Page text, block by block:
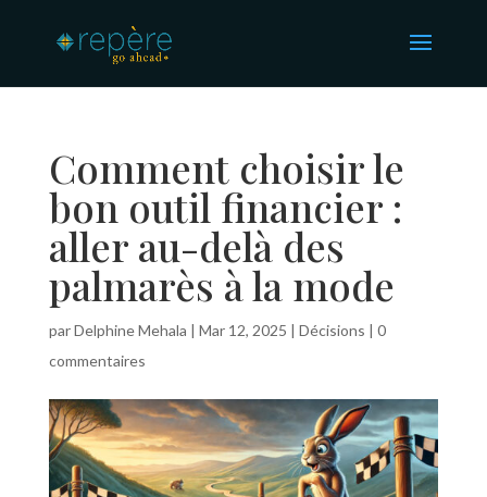
Comment choisir le
bon outil financier :
aller au-delà des
palmarès à la mode
parDelphine Mehala | Mar 12, 2025 | Décisions | 0
commentaires